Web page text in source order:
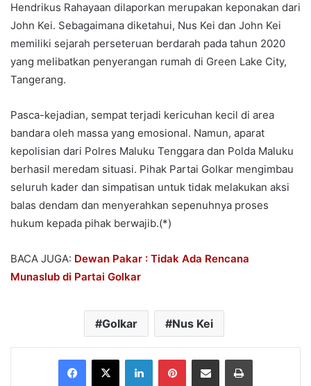
Hendrikus Rahayaan dilaporkan merupakan keponakan dari
John Kei. Sebagaimana diketahui, Nus Kei dan John Kei
memiliki sejarah perseteruan berdarah pada tahun 2020
yang melibatkan penyerangan rumah di Green Lake City,
Tangerang.
Pasca-kejadian, sempat terjadi kericuhan kecil di area
bandara oleh massa yang emosional. Namun, aparat
kepolisian dari Polres Maluku Tenggara dan Polda Maluku
berhasil meredam situasi. Pihak Partai Golkar mengimbau
seluruh kader dan simpatisan untuk tidak melakukan aksi
balas dendam dan menyerahkan sepenuhnya proses
hukum kepada pihak berwajib.(*)
BACA JUGA: Dewan Pakar : Tidak Ada Rencana
Munaslub di Partai Golkar
Golkar Nus Kei
Facebook
X LinkedInPinterestShare via Email Print